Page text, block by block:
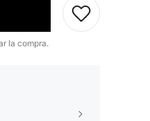
la compra.